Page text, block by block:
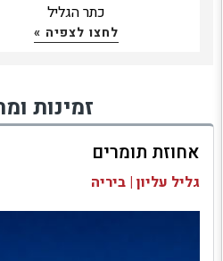
כתר הגליל
לחצו לצפיה »
זמינות
אחוזת תומרים
גליל עליון | ביריה